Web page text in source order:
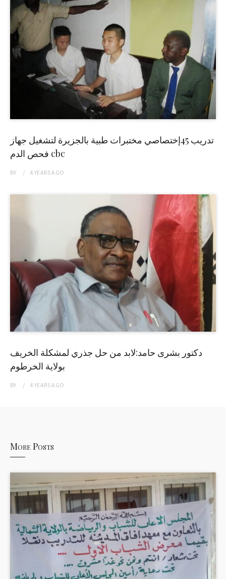
تدريب 45إختصاصي مختبرات طبية بالجزيرة لتشغيل جهاز
فحص الدم cbc
BY 4 YEARSAGO
دكتور بشرى حامد:لابد من حل جذري لمشكلة الخريف
بولاية الخرطوم
BY 4 YEARSAGO
More Posts